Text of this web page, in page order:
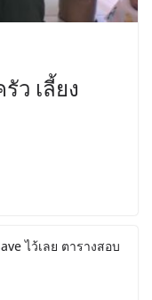
ว เลี้ยง
ไว้เลย ตารางสอบ